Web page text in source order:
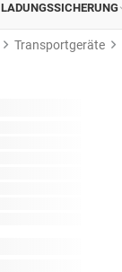
LADUNGSSICHERUNG
Transportgeräte